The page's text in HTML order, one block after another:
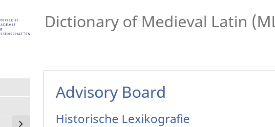
Dictionary of Medieval Latin
Advisory Board
Historische Lexikografie